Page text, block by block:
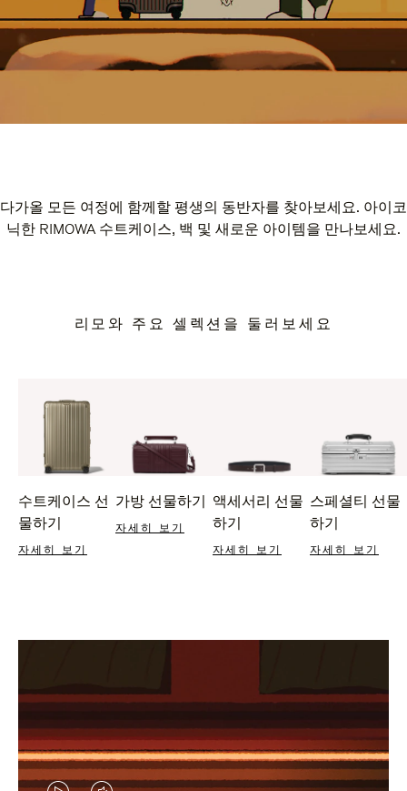
다가올 모든 여정에 함께할 평생의 동반자를 찾아보세요. 아이코
닉한 RIMOWA 수트케이스, 백 및 새로운 아이템을 만나보세요.
리모와 주요 셀렉션을 둘러보세요
수트케이스 선
물하기
자세히 보기
가방 선물하기
자세히 보기
액세서리 선물
하기
자세히 보기
스페셜티 선물
하기
자세히 보기